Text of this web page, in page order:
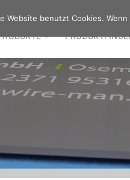
Website benutzt Cookies.